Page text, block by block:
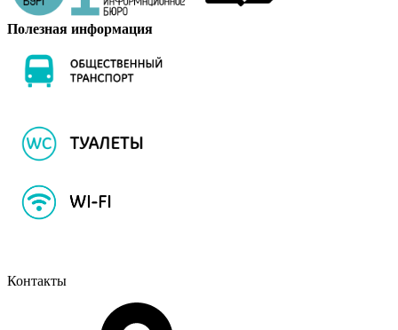
Полезная информация
Контакты